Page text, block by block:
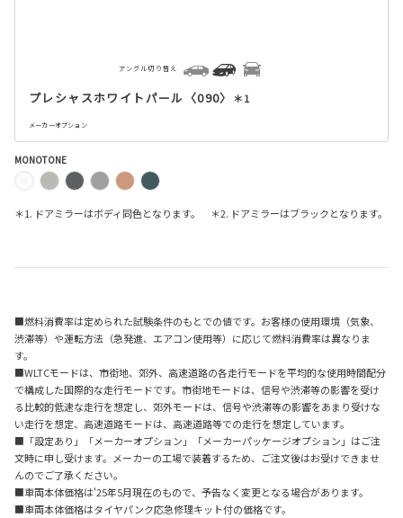
プレシャスホワイトパール〈090〉 ＊1
メーカーオプション
アングル切り替え
MONOTONE
＊1. ドアミラーはボディ同色となります。 ＊2. ドアミラーはブラックとなります。
■燃料消費率は定められた試験条件のもとでの値です。お客様の使用環境（気象、
渋滞等）や運転方法（急発進、エアコン使用等）に応じて燃料消費率は異なりま
す。
■WLTCモードは、市街地、郊外、高速道路の各走行モードを平均的な使用時間配分
で構成した国際的な走行モードです。市街地モードは、信号や渋滞等の影響を受け
る比較的低速な走行を想定し、郊外モードは、信号や渋滞等の影響をあまり受けな
い走行を想定、高速道路モードは、高速道路等での走行を想定しています。
■「設定あり」「メーカーオプション」「メーカーパッケージオプション」はご注
文時に申し受けます。メーカーの工場で装着するため、ご注文後はお受けできませ
んのでご了承ください。
■車両本体価格は'25年5月現在のもので、予告なく変更となる場合があります。
■車両本体価格はタイヤパンク応急修理キット付の価格です。